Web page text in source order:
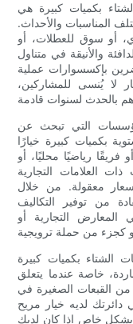
بكميات كبيرة هي
المناسبات والأحداث.
أو سوق للعطلات، أو
والأنيقة في متناول
بإكسسوارات عملية
لا يُنسى للمشاركين،
التي تبحث عن
بكميات كبيرة خيارًا
فريقًا رياضيًا محليًا، أو
العلامات التجارية
معقولة. من خلال
من توفير التكاليف
التجارية أو
الشتاء بكميات كبيرة
خاصة عندما يتعلق
من القبعات الصغيرة في
دائرتك لديه خيار مريح
بشكل خاص إذا كان لديك